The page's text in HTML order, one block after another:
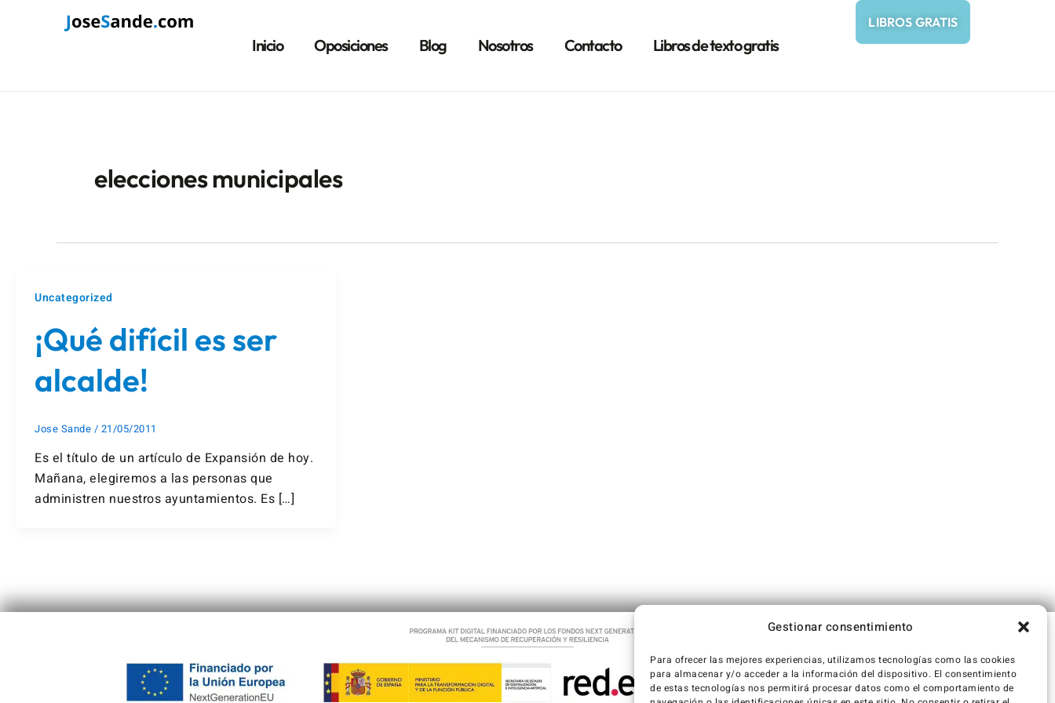
Gestionar consentimiento
Para ofrecer las mejores experiencias, utilizamos tecnologías como las cookies
para almacenar y/o acceder a la información del dispositivo. El consentimiento
de estas tecnologías nos permitirá procesar datos como el comportamiento de
Inicio Oposiciones Blog Nosotros Contacto Libros de texto gratis
LIBROS GRATIS
elecciones municipales
Uncategorized
¡Qué difícil es ser
alcalde!
Jose Sande / 21/05/2011
Es el título de un artículo de Expansión de hoy.
Mañana, elegiremos a las personas que
administren nuestros ayuntamientos. Es […]